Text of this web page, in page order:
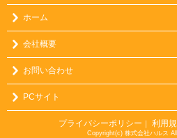
ホーム
会社概要
お問い合わせ
PCサイト
プライバシーポリシー ｜ 利用
Copyright(c) 株式会社ハルス